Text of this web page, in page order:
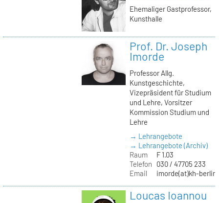
Ehemaliger Gastprofessor,
Kunsthalle
Prof. Dr. Joseph
Imorde
Professor Allg.
Kunstgeschichte,
Vizepräsident für Studium
und Lehre, Vorsitzer
Kommission Studium und
Lehre
→ Lehrangebote
→ Lehrangebote (Archiv)
Raum
F 1.03
Telefon
030 / 47705 233
Email
imorde(at)kh-
Loucas Ioannou